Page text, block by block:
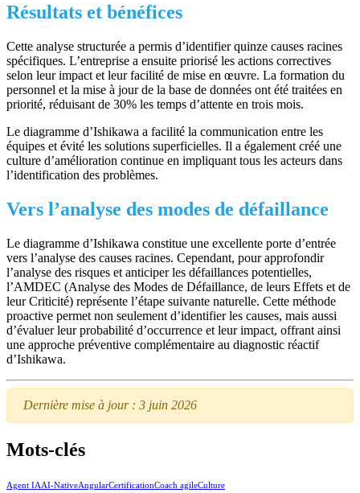
Résultats et bénéfices
Cette analyse structurée a permis d’identifier quinze causes racines
spécifiques. L’entreprise a ensuite priorisé les actions correctives
selon leur impact et leur facilité de mise en œuvre. La formation du
personnel et la mise à jour de la base de données ont été traitées en
priorité, réduisant de 30% les temps d’attente en trois mois.
Le diagramme d’Ishikawa a facilité la communication entre les
équipes et évité les solutions superficielles. Il a également créé une
culture d’amélioration continue en impliquant tous les acteurs dans
l’identification des problèmes.
Vers l’analyse des modes de défaillance
Le diagramme d’Ishikawa constitue une excellente porte d’entrée
vers l’analyse des causes racines. Cependant, pour approfondir
l’analyse des risques et anticiper les défaillances potentielles,
l’AMDEC (Analyse des Modes de Défaillance, de leurs Effets et de
leur Criticité) représente l’étape suivante naturelle. Cette méthode
proactive permet non seulement d’identifier les causes, mais aussi
d’évaluer leur probabilité d’occurrence et leur impact, offrant ainsi
une approche préventive complémentaire au diagnostic réactif
d’Ishikawa.
Dernière mise à jour : 3 juin 2026
Mots-clés
Agent IAAI-NativeAngularCertificationCoach agileCulture